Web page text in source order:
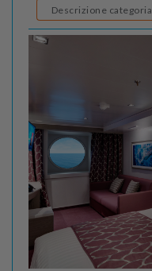
Descrizione categoria